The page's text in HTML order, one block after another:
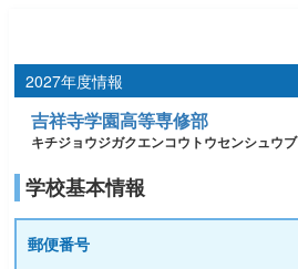
2027年度情報
吉祥寺学園高等専修部
キチジョウジガクエンコウトウセンシュウブ
学校基本情報
郵便番号